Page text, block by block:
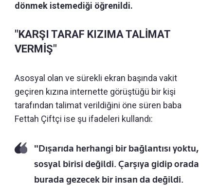
dönmek istemediği öğrenildi.
"KARŞI TARAF KIZIMA TALİMAT
VERMİŞ"
Asosyal olan ve sürekli ekran başında vakit
geçiren kızına internette görüştüğü bir kişi
tarafından talimat verildiğini öne süren baba
Fettah Çiftçi ise şu ifadeleri kullandı:
"Dışarıda herhangi bir bağlantısı yoktu,
sosyal birisi değildi. Çarşıya gidip orada
burada gezecek bir insan da değildi.